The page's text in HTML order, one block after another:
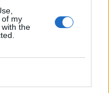
of my
the